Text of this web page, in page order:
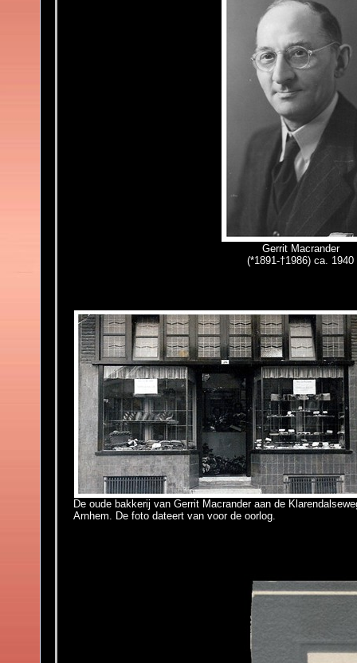
Gerrit Macrander
(*1891-†1986) ca. 1940
De oude bakkerij van Gerrit Macrander aan de
Arnhem. De foto dateert van voor de oorlog.